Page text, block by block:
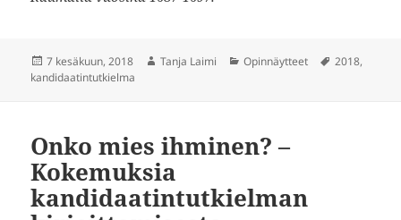
Julkaistu
7 kesäkuun, 2018 Kirjoittaja
Tanja Laimi Kategoriat
Opinnäytteet Avainsanat
2018,
kandidaatintutkielma
Onko mies ihminen? –
Kokemuksia
kandidaatintutkielman